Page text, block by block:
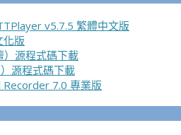
v5.7.5 繁體中文版
化版
）源程式碼下載
源程式碼下載
7.0 專業版